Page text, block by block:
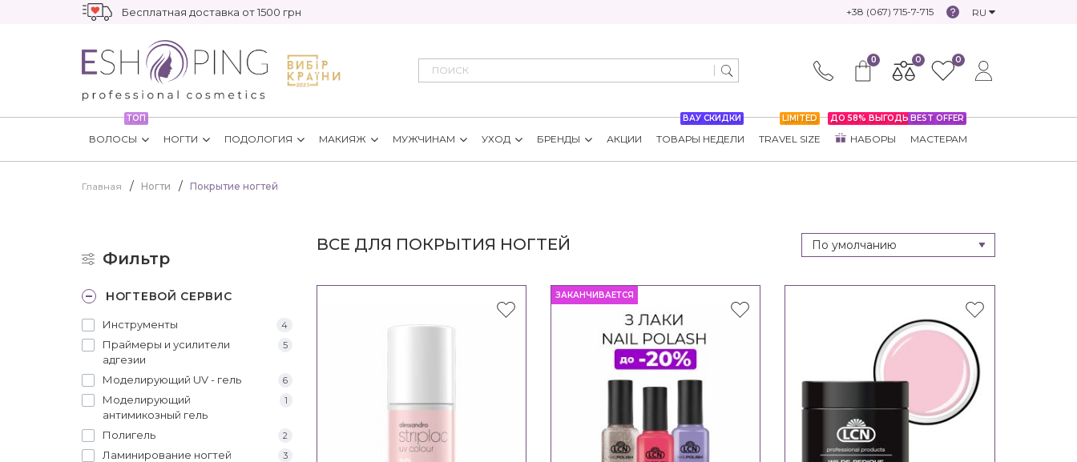
Бесплатная доставка от 1500 грн +38 (067) 715-7-715 RU
0 0 0
ТОП
ВОЛОСЫ НОГТИ ПОДОЛОГИЯ МАКИЯЖ МУЖЧИНАМ УХОД БРЕНДЫ АКЦИИ
ВАУ СКИДКИ
ТОВАРЫ НЕДЕЛИ
LIMITED
TRAVEL SIZE
ДО 58% ВЫГОДЫ
НАБОРЫ
BEST OFFER
МАСТЕРАМ
Главная Ногти Покрытие ногтей
Фильтр
НОГТЕВОЙ СЕРВИС
Инструменты 4
Праймеры и усилители
адгезии
5
Моделирующий UV - гель 6
Моделирующий
антимикозный гель
1
Полигель 2
Ламинирование ногтей 3
ВСЕ ДЛЯ ПОКРЫТИЯ НОГТЕЙ
ЗАКАНЧИВАЕТСЯ